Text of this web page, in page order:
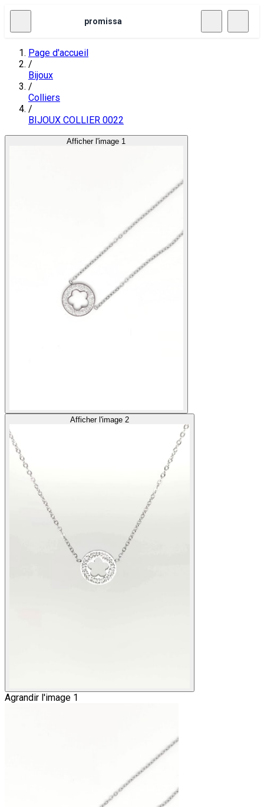
promissa
Page d'accueil
/
Bijoux
/
Colliers
/
BIJOUX COLLIER 0022
Afficher l'image 1
Afficher l'image 2
Agrandir l'image 1